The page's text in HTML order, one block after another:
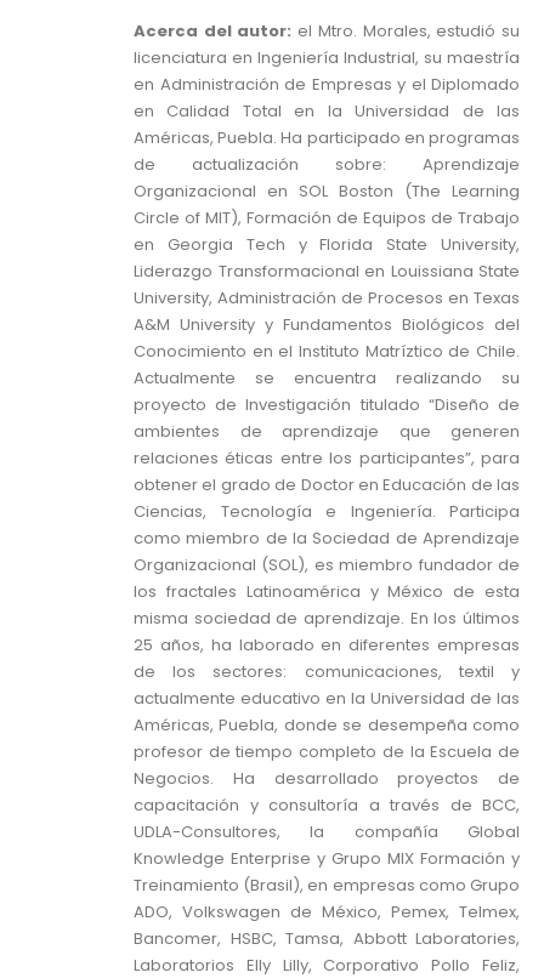
Acerca del autor: el Mtro. Morales, estudió su
licenciatura en Ingeniería Industrial, su maestría
en Administración de Empresas y el Diplomado
en Calidad Total en la Universidad de las
Américas, Puebla. Ha participado en programas
de actualización sobre: Aprendizaje
Organizacional en SOL Boston (The Learning
Circle of MIT), Formación de Equipos de Trabajo
en Georgia Tech y Florida State University,
Liderazgo Transformacional en Louissiana State
University, Administración de Procesos en Texas
A&M University y Fundamentos Biológicos del
Conocimiento en el Instituto Matríztico de Chile.
Actualmente se encuentra realizando su
proyecto de Investigación titulado “Diseño de
ambientes de aprendizaje que generen
relaciones éticas entre los participantes”, para
obtener el grado de Doctor en Educación de las
Ciencias, Tecnología e Ingeniería. Participa
como miembro de la Sociedad de Aprendizaje
Organizacional (SOL), es miembro fundador de
los fractales Latinoamérica y México de esta
misma sociedad de aprendizaje. En los últimos
25 años, ha laborado en diferentes empresas
de los sectores: comunicaciones, textil y
actualmente educativo en la Universidad de las
Américas, Puebla, donde se desempeña como
profesor de tiempo completo de la Escuela de
Negocios. Ha desarrollado proyectos de
capacitación y consultoría a través de BCC,
UDLA-Consultores, la compañía Global
Knowledge Enterprise y Grupo MIX Formación y
Treinamiento (Brasil), en empresas como Grupo
ADO, Volkswagen de México, Pemex, Telmex,
Bancomer, HSBC, Tamsa, Abbott Laboratories,
Laboratorios Elly Lilly, Corporativo Pollo Feliz,